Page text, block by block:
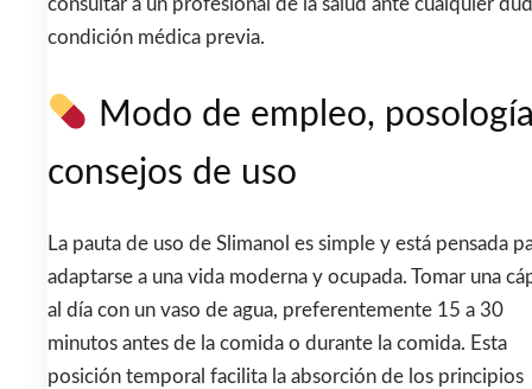
consultar a un profesional de la salud ante cualquier
condición médica previa.
Modo de empleo,
consejos de uso
La pauta de uso de Slimanol es simple y está pensada
adaptarse a una vida moderna y ocupada. Tomar una
al día con un vaso de agua, preferentemente 15 a 30
minutos antes de la comida o durante la comida. Esta
posición temporal facilita la absorción de los principios